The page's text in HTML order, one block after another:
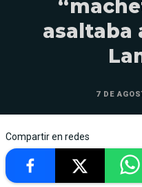
asaltaba
7 DE
Compartir en redes